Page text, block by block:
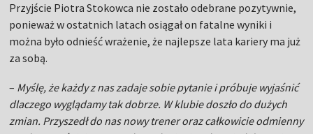
Przyjście Piotra Stokowca nie zostało odebrane pozytywnie,
ponieważ w ostatnich latach osiągał on fatalne wyniki i
można było odnieść wrażenie, że najlepsze lata kariery ma już
za sobą.
– Myślę, że każdy z nas zadaje sobie pytanie i próbuje wyjaśnić
dlaczego wyglądamy tak dobrze. W klubie doszło do dużych
zmian. Przyszedł do nas nowy trener oraz całkowicie odmienny